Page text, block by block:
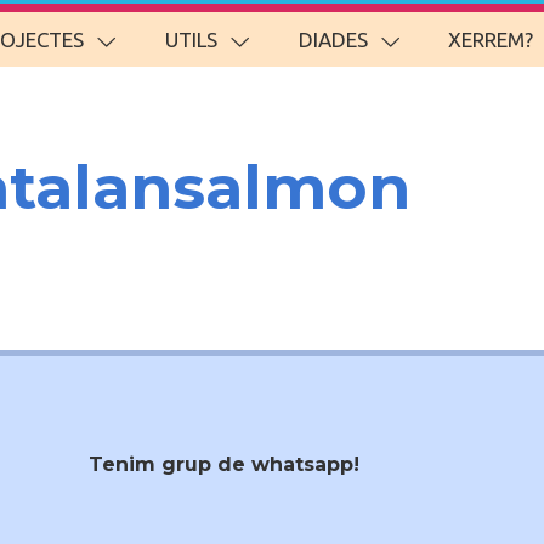
UTILS DIADES XERREM?
Tenim grup de whatsapp!